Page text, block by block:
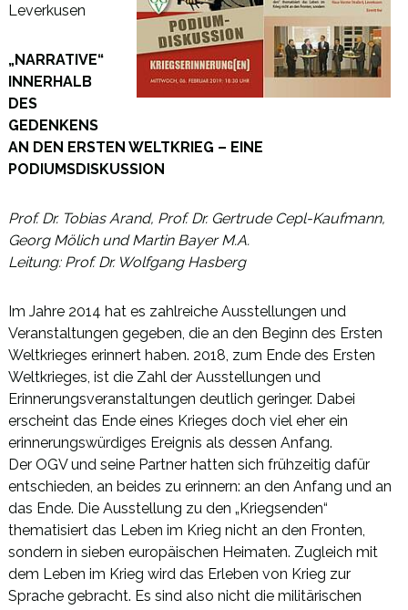
Leverkusen
„NARRATIVE“
INNERHALB
DES
GEDENKENS
AN DEN ERSTEN WELTKRIEG – EINE
PODIUMSDISKUSSION
Prof. Dr. Tobias Arand, Prof. Dr. Gertrude Cepl-Kaufmann,
Georg Mölich und Martin Bayer M.A.
Leitung: Prof. Dr. Wolfgang Hasberg
Im Jahre 2014 hat es zahlreiche Ausstellungen und
Veranstaltungen gegeben, die an den Beginn des Ersten
Weltkrieges erinnert haben. 2018, zum Ende des Ersten
Weltkrieges, ist die Zahl der Ausstellungen und
Erinnerungsveranstaltungen deutlich geringer. Dabei
erscheint das Ende eines Krieges doch viel eher ein
erinnerungswürdiges Ereignis als dessen Anfang.
Der OGV und seine Partner hatten sich frühzeitig dafür
entschieden, an beides zu erinnern: an den Anfang und an
das Ende. Die Ausstellung zu den „Kriegsenden“
thematisiert das Leben im Krieg nicht an den Fronten,
sondern in sieben europäischen Heimaten. Zugleich mit
dem Leben im Krieg wird das Erleben von Krieg zur
Sprache gebracht. Es sind also nicht die militärischen